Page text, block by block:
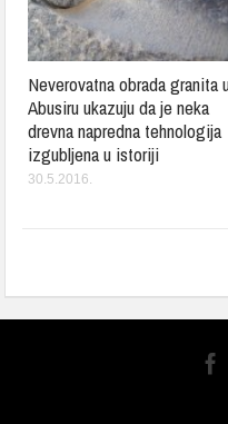
Neverovatna obrada granita
Abusiru ukazuju da je neka
drevna napredna tehnologija
izgubljena u istoriji
30.5.2016.